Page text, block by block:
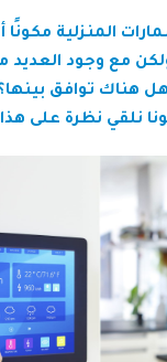
المنزلية
مع وجود العديد
هناك توافق
نلقي نظرة على